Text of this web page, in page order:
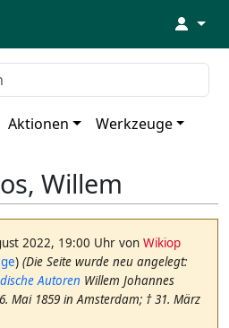
↓
Aktionen Werkzeuge
Willem
2022, 19:00 Uhr vonWikiop
) (Die Seite wurde neu angelegt:
Autoren Willem Johannes
Mai 1859 in Amsterdam; † 31. März